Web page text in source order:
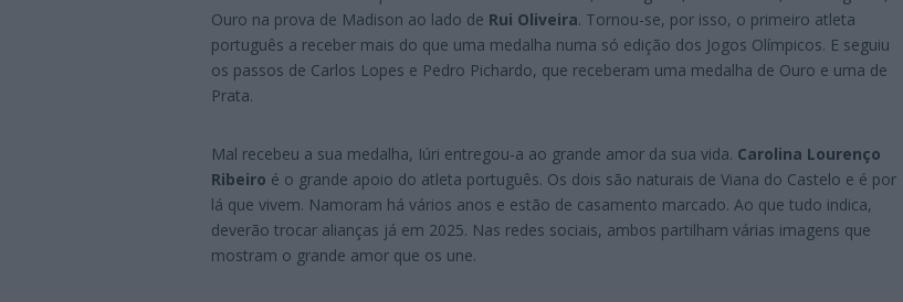
Ouro na prova de Madison ao lado de Rui Oliveira. Tornou-se, por isso, o primeiro atleta
português a receber mais do que uma medalha numa só edição dos Jogos Olímpicos. E seguiu
os passos de Carlos Lopes e Pedro Pichardo, que receberam uma medalha de Ouro e uma de
Prata.
Mal recebeu a sua medalha, Iúri entregou-a ao grande amor da sua vida. Carolina Lourenço
Ribeiro é o grande apoio do atleta português. Os dois são naturais de Viana do Castelo e é por
lá que vivem. Namoram há vários anos e estão de casamento marcado. Ao que tudo indica,
deverão trocar alianças já em 2025. Nas redes sociais, ambos partilham várias imagens que
mostram o grande amor que os une.